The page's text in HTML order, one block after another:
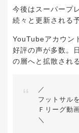
今後はスーパープ
続々と更新される
YouTubeアカウン
好評の声が多数。
の層へと拡散され
／
フットサル
Ｆリーグ動
＼